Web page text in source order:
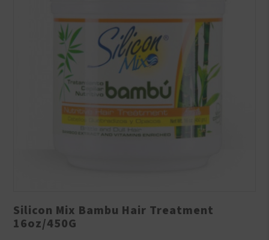
Silicon Mix Bambu Hair Treatment
16oz/450G